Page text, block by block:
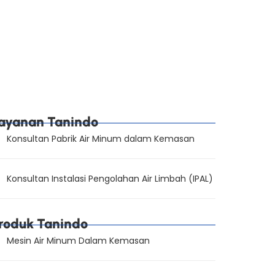
Tanindo
Konsultan Pabrik Air Minum dalam Kemasan
Konsultan Instalasi Pengolahan Air Limbah (IPAL)
Tanindo
Mesin Air Minum Dalam Kemasan